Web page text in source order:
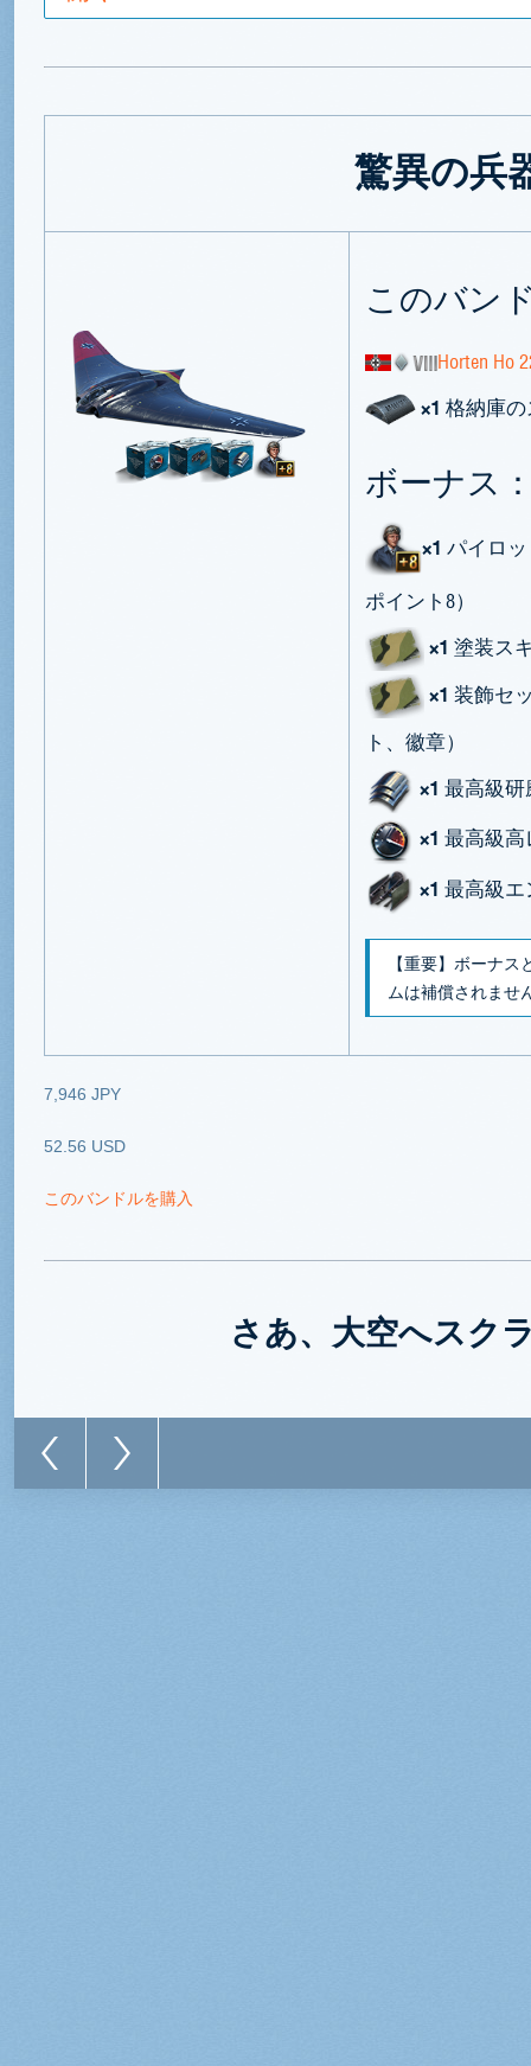
驚異の兵
このバン
Horten Ho
×1 格納庫
ボーナス
×1 パイロ
ポイント8）
×1 塗装ス
×1 装飾セ
ト、徽章）
×1 最高級研
×1 最高級高
×1 最高級エ
【重要】ボーナ
ムは補償されませ
7,946 JPY
52.56 USD
このバンドルを購入
さあ、大空へスク